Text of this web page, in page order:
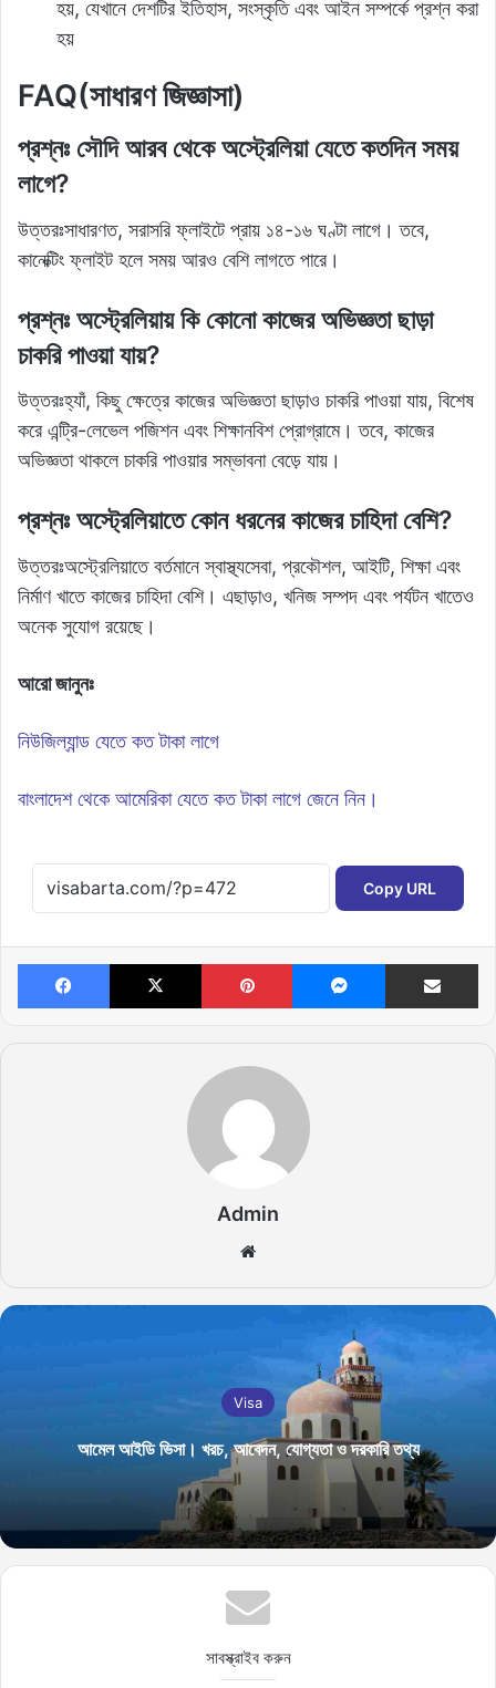
হয়, যেখানে দেশটির ইতিহাস, সংস্কৃতি এবং আইন সম্পর্কে প্রশ্ন করা
হয়
FAQ(সাধারণ জিজ্ঞাসা)
প্রশ্নঃ সৌদি আরব থেকে অস্ট্রেলিয়া যেতে কতদিন সময়
লাগে?
উত্তরঃসাধারণত, সরাসরি ফ্লাইটে প্রায় ১৪-১৬ ঘণ্টা লাগে। তবে,
কানেক্টিং ফ্লাইট হলে সময় আরও বেশি লাগতে পারে।
প্রশ্নঃ অস্ট্রেলিয়ায় কি কোনো কাজের অভিজ্ঞতা ছাড়া
চাকরি পাওয়া যায়?
উত্তরঃহ্যাঁ, কিছু ক্ষেত্রে কাজের অভিজ্ঞতা ছাড়াও চাকরি পাওয়া যায়, বিশেষ
করে এন্ট্রি-লেভেল পজিশন এবং শিক্ষানবিশ প্রোগ্রামে। তবে, কাজের
অভিজ্ঞতা থাকলে চাকরি পাওয়ার সম্ভাবনা বেড়ে যায়।
প্রশ্নঃ অস্ট্রেলিয়াতে কোন ধরনের কাজের চাহিদা বেশি?
উত্তরঃঅস্ট্রেলিয়াতে বর্তমানে স্বাস্থ্যসেবা, প্রকৌশল, আইটি, শিক্ষা এবং
নির্মাণ খাতে কাজের চাহিদা বেশি। এছাড়াও, খনিজ সম্পদ এবং পর্যটন খাতেও
অনেক সুযোগ রয়েছে।
আরো জানুনঃ
নিউজিল্যান্ড যেতে কত টাকা লাগে
বাংলাদেশ থেকে আমেরিকা যেতে কত টাকা লাগে জেনে নিন।
Copy URL
Facebook X Pinterest Messenger
Admin
te
Visa
আমেল আইডি ভিসা। খরচ, আবেদন, যোগ্যতা ও দরকারি তথ্য
সাবস্ক্রাইব করুন